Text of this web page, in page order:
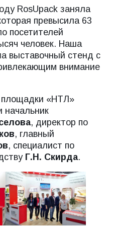
RosUpack заняла
превысила 63
посетителей
человек. Наша
выставочный стенд с
внимание
площадки «НТЛ»
начальник
, директор по
, главный
, специалист по
Г.Н. Скирда.